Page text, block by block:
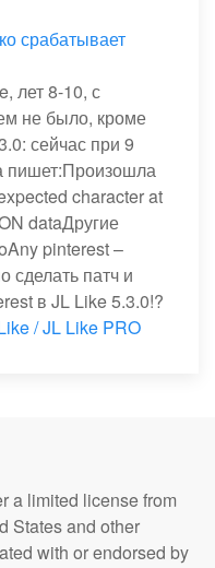
срабатывает
лет 8-10, с
не было, кроме
сейчас при 9
пишет:Произошла
character at
dataДругие
pinterest –
сделать патч и
в JL Like 5.3.0!?
/ JL Like PRO
a limited license from
States and other
with or endorsed by